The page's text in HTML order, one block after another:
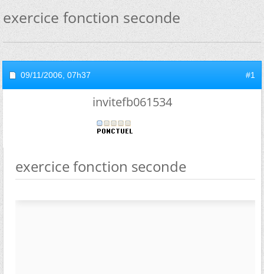
exercice fonction seconde
09/11/2006, 07h37 #1
invitefb061534
exercice fonction seconde